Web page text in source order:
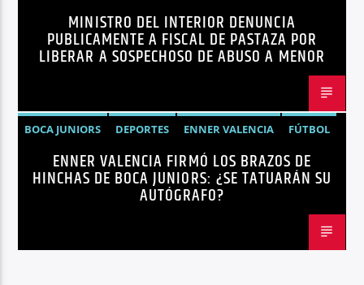
JOHN REIMBERG
MINISTRO DEL INTERIOR
NOTICIAS
SEGURIDAD
MINISTRO DEL INTERIOR DENUNCIA
PUBLICAMENTE A FISCAL DE PASTAZA POR
LIBERAR A SOSPECHOSO DE ABUSO A MENOR
BOCA JUNIORS DEPORTES ENNER VALENCIA
FÚTBOL
NOTICIASENNER VALENCIA FIRMÓ LOS BRAZOS DE
HINCHAS DE BOCA JUNIORS: ¿SE TATUARÁN SU
AUTÓGRAFO?